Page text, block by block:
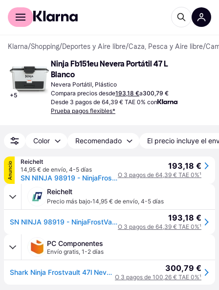
Comprar con Klarna
Klarna/Shopping/Deportes y Aire libre/Caza, Pesca y Aire libre/
+5
Ninja Fb151eu Nevera Portátil 47 L
Blanco
Nevera Portátil, Plástico
Compara precios desde193,18 €a300,79 €
Desde 3 pagos de 64,39 € TAE 0% con
Prueba pagos flexibles*
Color Recomendado El precio incluye el
Anuncio
Reichelt
14,95 € de envío, 4-5 días
SN NINJA 98919 - NinjaFrostVault 47 L enfriador con zona de secado, blanco nube
193,18 €
O 3 pagos de 64,39 € TAE 0%¹
Reichelt
Precio más bajo·14,95 € de envío, 4-5 días
SN NINJA 98919 - NinjaFrostVault 47 L enfriador con zona de secado, blanco nube 193,18 €
O 3 pagos de 64,39 € TAE 0%¹
PC Componentes
Envío gratis, 1-2 días
Shark Ninja Frostvault 47l Nevera Rígida Blanca Con Cajón Dry Zone, Cierre Hermético Con Pestillo Y Asas De Transporte Resistentes, 86x45x51 Cm 300,79 €
O 3 pagos de 100,26 € TAE 0%¹